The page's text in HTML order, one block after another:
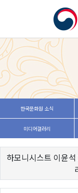
한국문화원 소식
미디어갤러리
하모니시스트 이윤